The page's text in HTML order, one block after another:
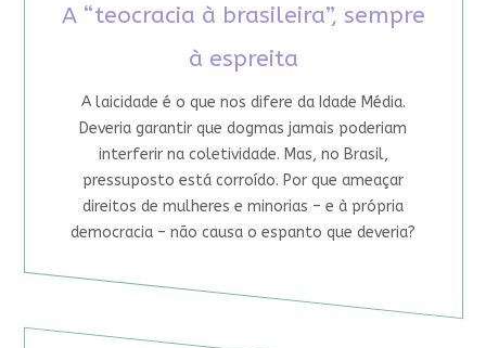
A “teocracia à brasileira”, sempre
à espreita
A laicidade é o que nos difere da Idade Média.
Deveria garantir que dogmas jamais poderiam
interferir na coletividade. Mas, no Brasil,
pressuposto está corroído. Por que ameaçar
direitos de mulheres e minorias – e à própria
democracia – não causa o espanto que deveria?